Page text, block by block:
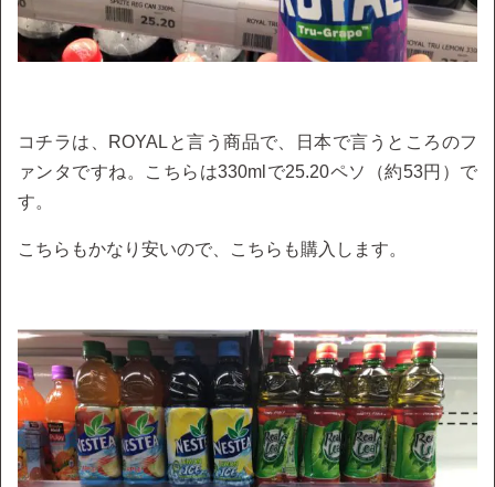
コチラは、ROYALと言う商品で、日本で言うところのフ
ァンタですね。こちらは330mlで25.20ペソ（約53円）で
す。
こちらもかなり安いので、こちらも購入します。